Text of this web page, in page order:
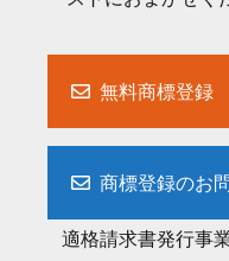
無料商標登録
商標登録のお
適格請求書発行事